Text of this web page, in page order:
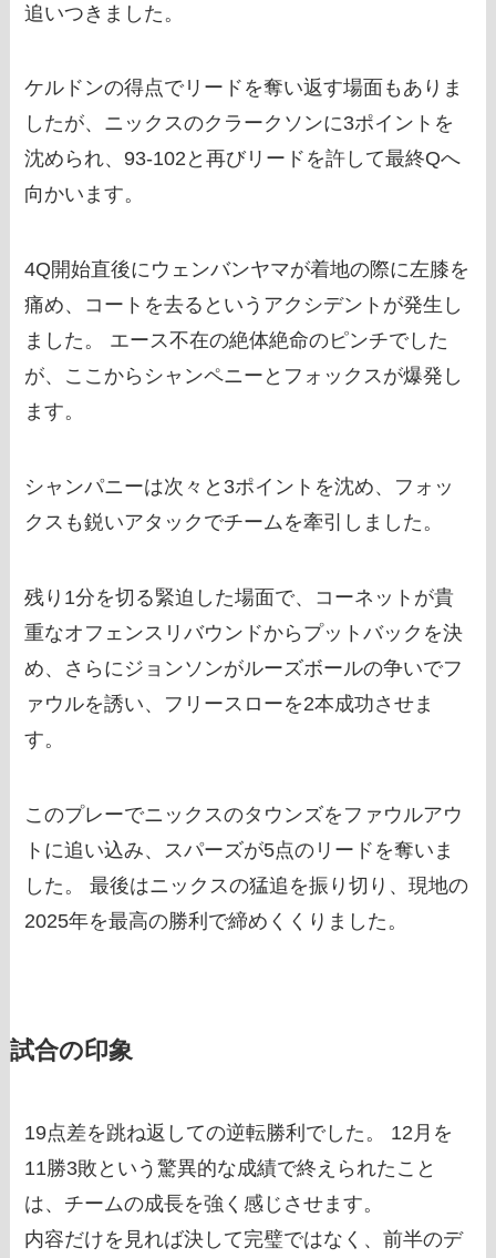
追いつきました。
ケルドンの得点でリードを奪い返す場面もありま
したが、ニックスのクラークソンに3ポイントを
沈められ、93-102と再びリードを許して最終Qへ
向かいます。
4Q開始直後にウェンバンヤマが着地の際に左膝を
痛め、コートを去るというアクシデントが発生し
ました。 エース不在の絶体絶命のピンチでした
が、ここからシャンペニーとフォックスが爆発し
ます。
シャンパニーは次々と3ポイントを沈め、フォッ
クスも鋭いアタックでチームを牽引しました。
残り1分を切る緊迫した場面で、コーネットが貴
重なオフェンスリバウンドからプットバックを決
め、さらにジョンソンがルーズボールの争いでフ
ァウルを誘い、フリースローを2本成功させま
す。
このプレーでニックスのタウンズをファウルアウ
トに追い込み、スパーズが5点のリードを奪いま
した。 最後はニックスの猛追を振り切り、現地の
2025年を最高の勝利で締めくくりました。
試合の印象
19点差を跳ね返しての逆転勝利でした。 12月を
11勝3敗という驚異的な成績で終えられたこと
は、チームの成長を強く感じさせます。
内容だけを見れば決して完璧ではなく、前半のデ